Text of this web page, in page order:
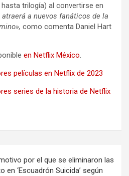
trilogía) al convertirse en
a nuevos fanáticos de la
como comenta Daniel Hart
en Netflix México.
películas en Netflix de 2023
series de la historia de Netflix
por el que se eliminaron las
en ‘Escuadrón Suicida’ según